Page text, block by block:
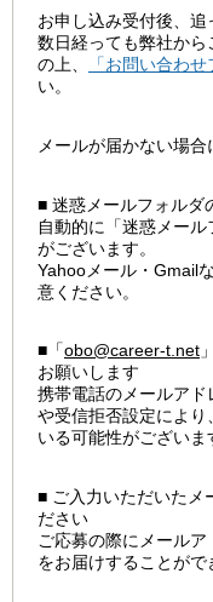
お申し込み受付後、追
数日経っても弊社か
の上、
「お問い合わせ
い。
メールが届かない場
■ 迷惑メールフォルダ
自動的に「迷惑メー
がございます。
Yahooメール・Gmail
意ください。
■「obo@career-t.net
お願いします
携帯電話のメールア
や受信拒否設定によ
いる可能性がございま
■ ご入力いただいたメ
ださい
ご応募の際にメール
をお届けすることがで